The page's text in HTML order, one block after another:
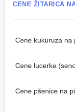
CENE ŽITARICA
Cene kukuruza na
Cene lucerke
Cene pšenice na